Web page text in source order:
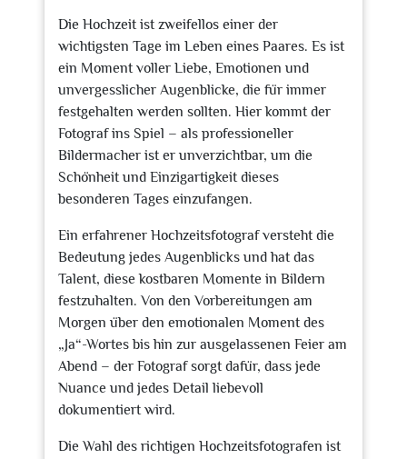
Die Hochzeit ist zweifellos einer der
wichtigsten Tage im Leben eines Paares. Es ist
ein Moment voller Liebe, Emotionen und
unvergesslicher Augenblicke, die für immer
festgehalten werden sollten. Hier kommt der
Fotograf ins Spiel – als professioneller
Bildermacher ist er unverzichtbar, um die
Schönheit und Einzigartigkeit dieses
besonderen Tages einzufangen.
Ein erfahrener Hochzeitsfotograf versteht die
Bedeutung jedes Augenblicks und hat das
Talent, diese kostbaren Momente in Bildern
festzuhalten. Von den Vorbereitungen am
Morgen über den emotionalen Moment des
„Ja“-Wortes bis hin zur ausgelassenen Feier am
Abend – der Fotograf sorgt dafür, dass jede
Nuance und jedes Detail liebevoll
dokumentiert wird.
Die Wahl des richtigen Hochzeitsfotografen ist